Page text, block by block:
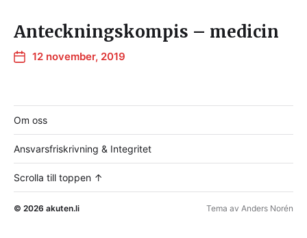
Anteckningskompis – medicin
12 november, 2019
Om oss
Ansvarsfriskrivning & Integritet
Scrolla till toppen ↑
© 2026 akuten.li Tema av Anders Norén